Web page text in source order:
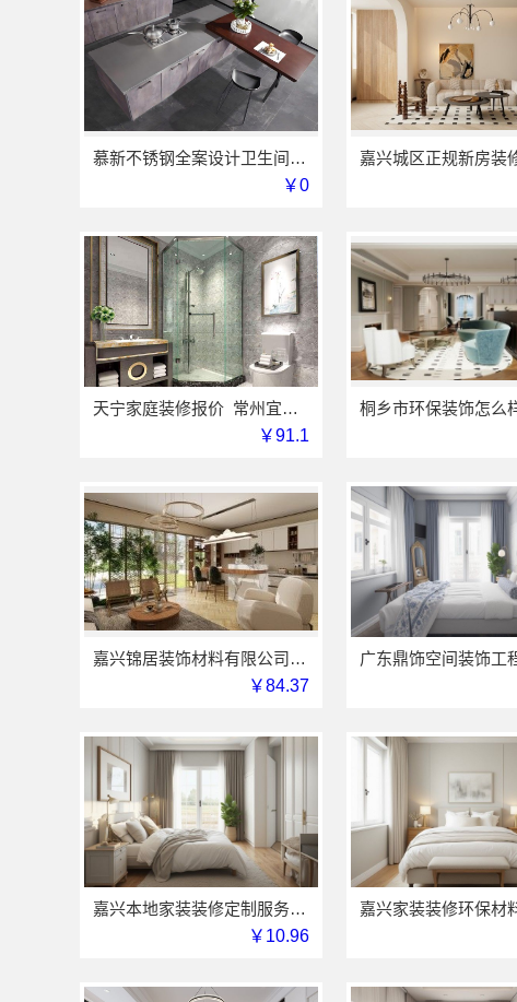
慕新不锈钢全案设计卫生间304材质
￥0
天宁家庭装修报价_常州宜居佳装饰工程有限公司
￥91.1
嘉兴锦居装饰材料有限公司：秀洲区旧房翻新室内设计哪家好
￥84.37
嘉兴本地家装装修定制服务，美派建材性价比高
￥10.96